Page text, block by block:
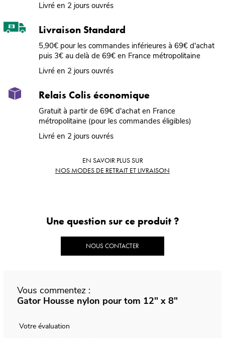
Livré en 2 jours ouvrés
Livraison Standard
5,90€ pour les commandes inférieures à 69€ d'achat
puis 3€ au delà de 69€ en France métropolitaine
Livré en 2 jours ouvrés
Relais Colis économique
Gratuit à partir de 69€ d'achat en France
métropolitaine (pour les commandes éligibles)
Livré en 2 jours ouvrés
EN SAVOIR PLUS SUR
NOS MODES DE RETRAIT ET LIVRAISON
Une question sur ce produit ?
NOUS CONTACTER
Vous commentez :
Gator Housse nylon pour tom 12" x 8"
Votre évaluation